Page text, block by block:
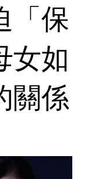
「保
女如
關係